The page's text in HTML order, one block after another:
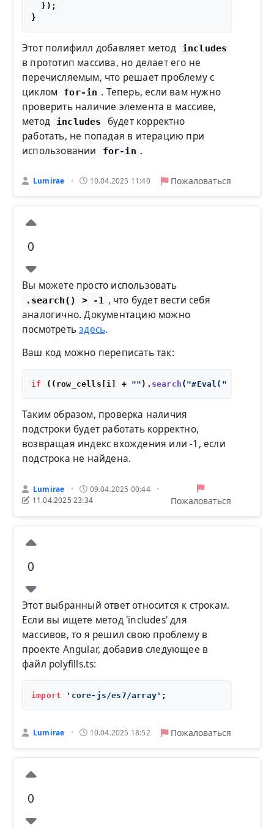
  });
Этот полифилл добавляет метод includes
в прототип массива, но делает его не
перечисляемым, что решает проблему с
циклом
for-in . Теперь, если вам нужно
проверить наличие элемента в массиве,
метод
includes
будет корректно
работать, не попадая в итерацию при
использовании
for-in .
Lumirae • 10.04.2025 11:40 Пожаловаться
0
Вы можете просто использовать
.search() > -1
, что будет вести себя
аналогично. Документацию можно
посмотретьздесь.
Ваш код можно переписать так:
if ((row_cells[i] + "" ). search ( "#Eval("
Таким образом, проверка наличия
подстроки будет работать корректно,
возвращая индекс вхождения или -1, если
подстрока не найдена.
Lumirae • 09.04.2025 00:44 •
11.04.2025 23:34 Пожаловаться
0
Этот выбранный ответ относится к строкам.
Если вы ищете метод 'includes' для
массивов, то я решил свою проблему в
проекте Angular, добавив следующее в
файл polyfills.ts:
import 'core-js/es7/array'
Lumirae • 10.04.2025 18:52 Пожаловаться
0